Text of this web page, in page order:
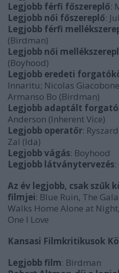
Legjobb férfi főszereplő:
Legjobb női főszereplő:
Legjobb férfi
(Birdman)
Legjobb női
(Boyhood)
Legjobb eredeti
Innaritu; Nicolas
Armanso Bo (Birdman)
Legjobb adaptált
Anderson (Inherent Vice)
Legjobb operatőr:
Zal (Ida)
Legjobb vágás: Boyhood
Legjobb látványtervezés
Az év legjobb, csak szűk
filmjei: Blue Ruin, The
Walks Home Alone at
One I Love
Kansasi Filmkritikusok
Legjobb film: Birdman